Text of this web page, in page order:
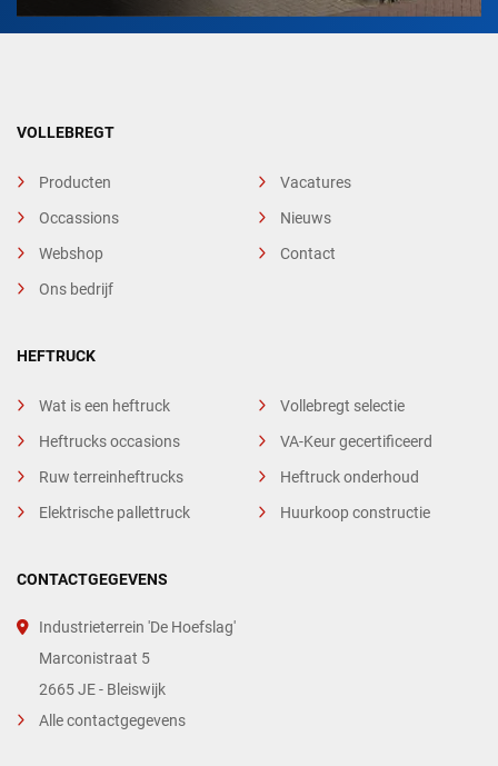
VOLLEBREGT
Producten
Occassions
Webshop
Ons bedrijf
Vacatures
Nieuws
Contact
HEFTRUCK
Wat is een heftruck
Heftrucks occasions
Ruw terreinheftrucks
Elektrische pallettruck
Vollebregt selectie
VA-Keur gecertificeerd
Heftruck onderhoud
Huurkoop constructie
CONTACTGEGEVENS
Industrieterrein 'De Hoefslag'
Marconistraat 5
2665 JE - Bleiswijk
Alle contactgegevens